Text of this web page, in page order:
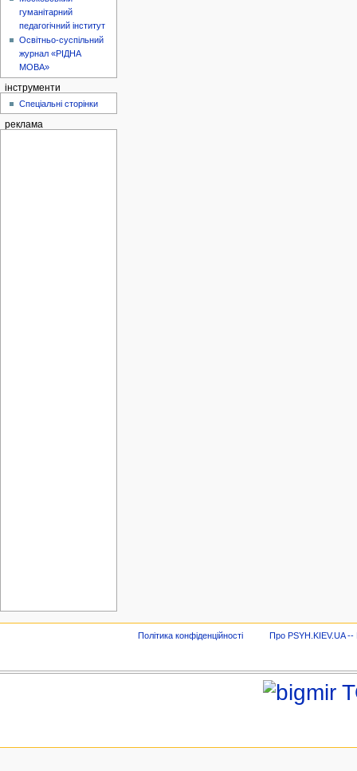
гуманітарний
педагогічний інститут
Освітньо-суспільний
журнал «РІДНА
МОВА»
інструменти
Спеціальні сторінки
реклама
Політика конфіденційності Про PSYH.KIEV.UA --